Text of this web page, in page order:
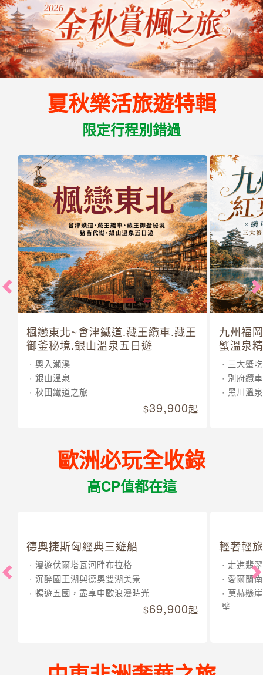
夏秋樂活旅遊特輯
限定行程別錯過
楓戀東北~會津鐵道.藏王纜車.藏王
御釜秘境.銀山溫泉五日遊
奧入瀨溪
銀山溫泉
秋田鐵道之旅
39,900起
九州福
蟹溫泉
三大蟹
別府纜車
黑川溫泉
歐洲必玩全收錄
高CP值都在這
德奧捷斯匈經典三遊船
漫遊伏爾塔瓦河畔布拉格
沉醉國王湖與德奧雙湖美景
暢遊五國，盡享中歐浪漫時光
69,900起
輕奢輕
走進翡
愛爾蘭
莫赫懸
壁